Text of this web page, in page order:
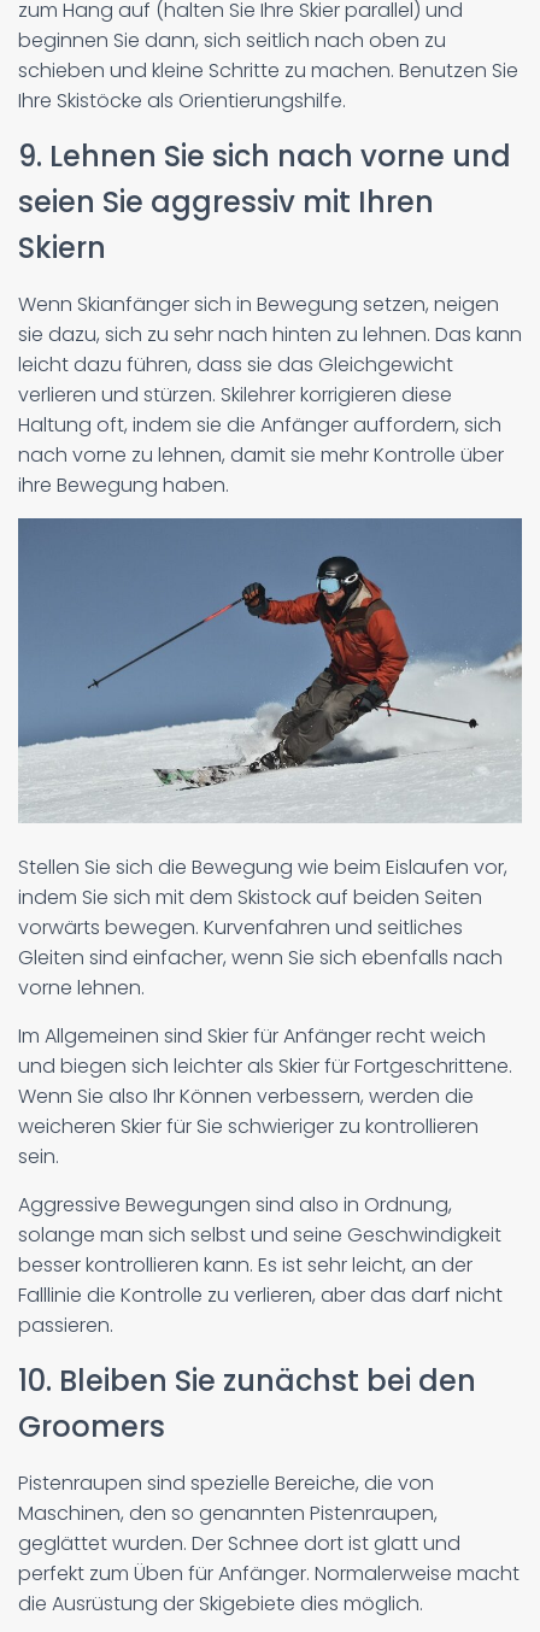
zum Hang auf (halten Sie Ihre Skier parallel) und
beginnen Sie dann, sich seitlich nach oben zu
schieben und kleine Schritte zu machen. Benutzen Sie
Ihre Skistöcke als Orientierungshilfe.
9. Lehnen Sie sich nach vorne und
seien Sie aggressiv mit Ihren
Skiern
Wenn Skianfänger sich in Bewegung setzen, neigen
sie dazu, sich zu sehr nach hinten zu lehnen. Das kann
leicht dazu führen, dass sie das Gleichgewicht
verlieren und stürzen. Skilehrer korrigieren diese
Haltung oft, indem sie die Anfänger auffordern, sich
nach vorne zu lehnen, damit sie mehr Kontrolle über
ihre Bewegung haben.
Stellen Sie sich die Bewegung wie beim Eislaufen vor,
indem Sie sich mit dem Skistock auf beiden Seiten
vorwärts bewegen. Kurvenfahren und seitliches
Gleiten sind einfacher, wenn Sie sich ebenfalls nach
vorne lehnen.
Im Allgemeinen sind Skier für Anfänger recht weich
und biegen sich leichter als Skier für Fortgeschrittene.
Wenn Sie also Ihr Können verbessern, werden die
weicheren Skier für Sie schwieriger zu kontrollieren
sein.
Aggressive Bewegungen sind also in Ordnung,
solange man sich selbst und seine Geschwindigkeit
besser kontrollieren kann. Es ist sehr leicht, an der
Falllinie die Kontrolle zu verlieren, aber das darf nicht
passieren.
10. Bleiben Sie zunächst bei den
Groomers
Pistenraupen sind spezielle Bereiche, die von
Maschinen, den so genannten Pistenraupen,
geglättet wurden. Der Schnee dort ist glatt und
perfekt zum Üben für Anfänger. Normalerweise macht
die Ausrüstung der Skigebiete dies möglich.